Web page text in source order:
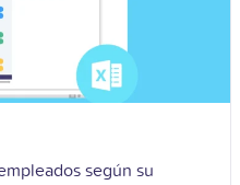
según su